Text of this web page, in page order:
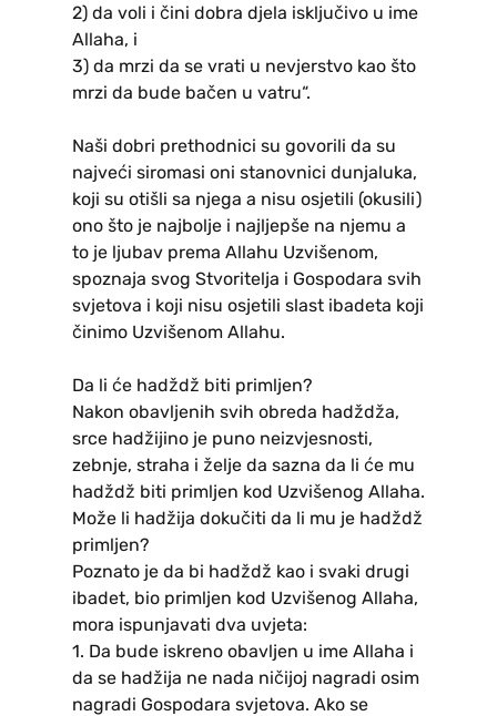
2) da voli i čini dobra djela isključivo u ime
Allaha, i
3) da mrzi da se vrati u nevjerstvo kao što
mrzi da bude bačen u vatru“.
Naši dobri prethodnici su govorili da su
najveći siromasi oni stanovnici dunjaluka,
koji su otišli sa njega a nisu osjetili (okusili)
ono što je najbolje i najljepše na njemu a
to je ljubav prema Allahu Uzvišenom,
spoznaja svog Stvoritelja i Gospodara svih
svjetova i koji nisu osjetili slast ibadeta koji
činimo Uzvišenom Allahu.
Da li će hadždž biti primljen?
Nakon obavljenih svih obreda hadždža,
srce hadžijino je puno neizvjesnosti,
zebnje, straha i želje da sazna da li će mu
hadždž biti primljen kod Uzvišenog Allaha.
Može li hadžija dokučiti da li mu je hadždž
primljen?
Poznato je da bi hadždž kao i svaki drugi
ibadet, bio primljen kod Uzvišenog Allaha,
mora ispunjavati dva uvjeta:
1. Da bude iskreno obavljen u ime Allaha i
da se hadžija ne nada ničijoj nagradi osim
nagradi Gospodara svjetova. Ako se